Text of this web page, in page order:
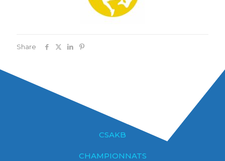
Share
CSAKB
CHAMPIONNATS